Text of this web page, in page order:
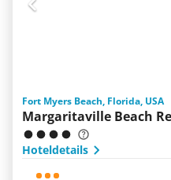
Fort Myers Beach, Florida, USA
Margaritaville Beach
Hoteldetails